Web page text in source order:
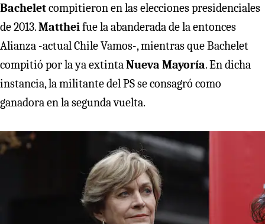
Bacheletcompitieron en las elecciones presidenciales
de 2013.Matthei fue la abanderada de la entonces
Alianza -actual Chile Vamos-, mientras que Bachelet
compitió por la ya extinta Nueva Mayoría. En dicha
instancia, la militante del PS se consagró como
ganadora en la segunda vuelta.